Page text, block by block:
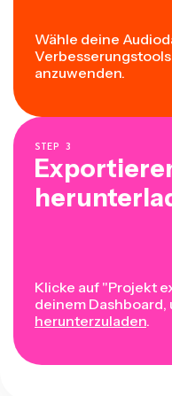
Wähle deine
anzuwenden.
STEP 3
Klicke auf "Projekt
deinem Dashboard,
herunterzuladen.